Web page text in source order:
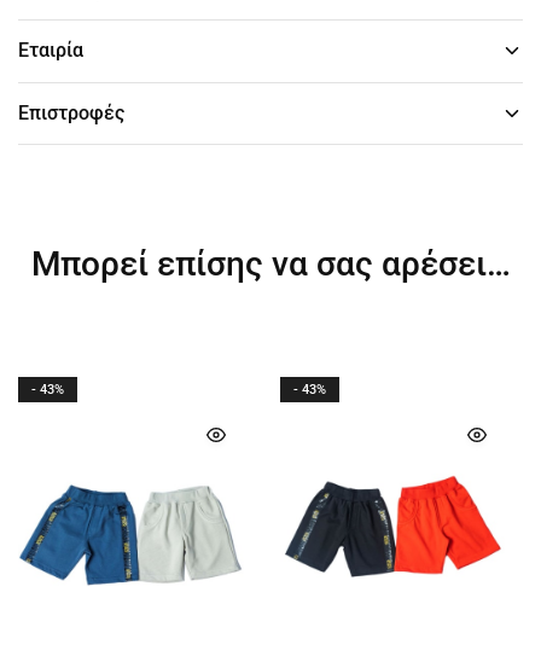
Εταιρία
Επιστροφές
Μπορεί επίσης να σας αρέσει…
- 43% - 43%